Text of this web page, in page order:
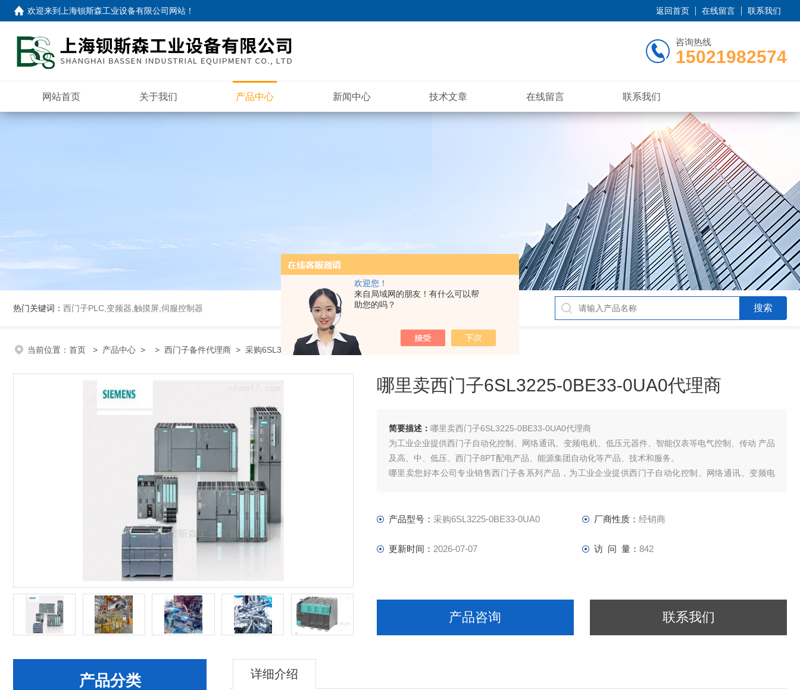
欢迎您！
来自局域网的朋友！有什么可以帮
助您的吗？
欢迎来到 上海钡斯森工业设备有限公司网站 ！ 返回首页 在线留言 联系我们
咨询热线
15021982574
网站首页 关于我们 产品中心 新闻中心 技术文章 在线留言 联系我们
热门关键词： 西门子PLC,变频器,触摸屏,伺服控制器
当前位置： 首页 > 产品中心 > > 西门子备件代理商 > 采购6SL3225-0BE33-0UA0哪里卖西门子6SL3225-0BE33-0UA0代理商
哪里卖西门子6SL3225-0BE33-0UA0代理商
简要描述： 哪里卖西门子6SL3225-0BE33-0UA0代理商
为工业企业提供西门子自动化控制、网络通讯、变频电机、低压元器件、智能仪表等电气控制、传动 产品
及高、中、低压、西门子8PT配电产品、能源集团自动化等产品、技术和服务。
哪里卖您好本公司专业销售西门子各系列产品，为工业企业提供西门子自动化控制、网络通讯、变频电
产品型号： 采购6SL3225-0BE33-0UA0 厂商性质： 经销商
更新时间： 2026-07-07 访 问 量： 842
产品咨询 联系我们
产品分类 详细介绍